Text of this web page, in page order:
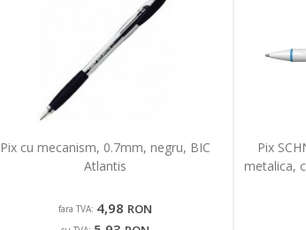
Pix cu mecanism, 0.7mm, negru, BIC
Atlantis
fara TVA: 4,98 RON
Pix
metalica,